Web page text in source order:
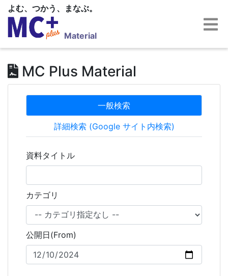
よむ、つかう、まなぶ。
Material
MC Plus Material
一般検索
詳細検索 (Google サイト内検索)
資料タイトル
カテゴリ
公開日(From)